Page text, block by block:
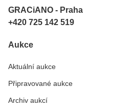
GRACiANO - Praha
+420 725 142 519
Aukce
Aktuální aukce
Připravované aukce
Archiv aukcí